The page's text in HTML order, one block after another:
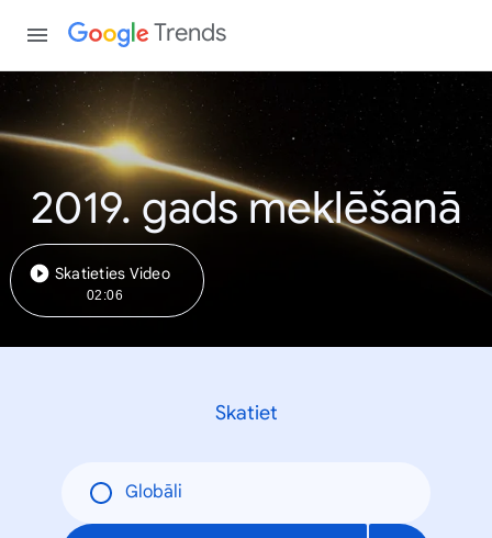
Trends
2019. gads meklēšanā
Skatieties Video
02:06
Skatiet
Globāli